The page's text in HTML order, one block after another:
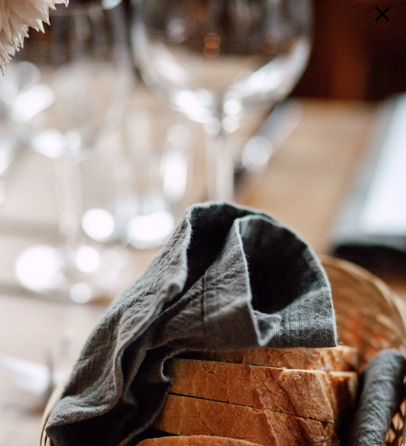
×
GALERIE SELECTION BRAUTMODE SHOP IT
Array ( [0] => extra_args [1] => Array ( [post__not_in] =>
Array ( [0] => 76676 ) ) )